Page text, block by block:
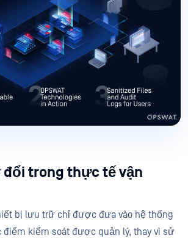
trong thực tế vận
bị lưu trữ chỉ được đưa vào hệ thống
điểm kiểm soát được quản lý, thay vì sử